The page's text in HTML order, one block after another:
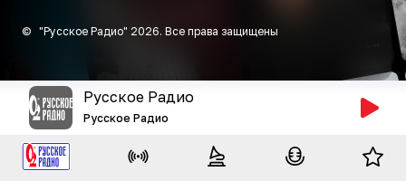
© "Русское Радио" 2026. Все права защищены
Русское Радио
Русское Радио